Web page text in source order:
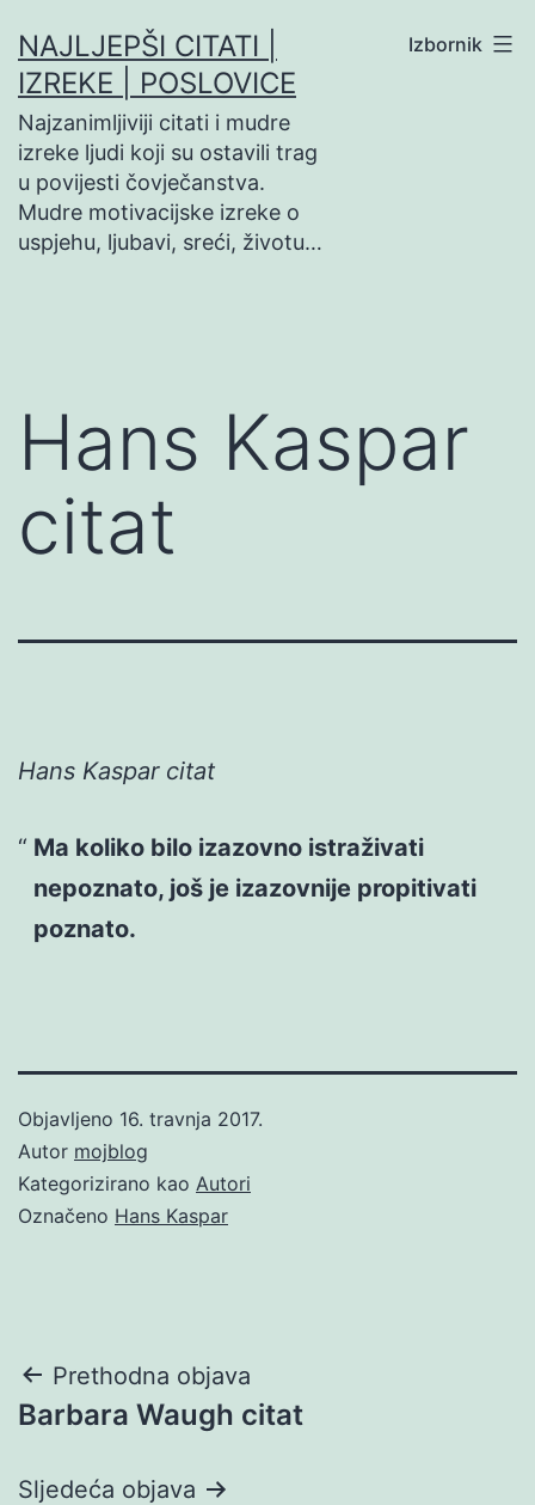
na
sadržaj
NAJLJEPŠI CITATI |
IZREKE | POSLOVICE
Najzanimljiviji citati i mudre
izreke ljudi koji su ostavili trag
u povijesti čovječanstva.
Mudre motivacijske izreke o
uspjehu, ljubavi, sreći, životu…
Izbornik
Hans Kaspar
citat
Hans Kaspar citat
Ma koliko bilo izazovno istraživati
nepoznato, još je izazovnije propitivati
poznato.
Objavljeno 16. travnja 2017.
Autor mojblog
Kategorizirano kao Autori
Označeno Hans Kaspar
Navigacija
objava
Prethodna objava
Barbara Waugh citat
Sljedeća objava